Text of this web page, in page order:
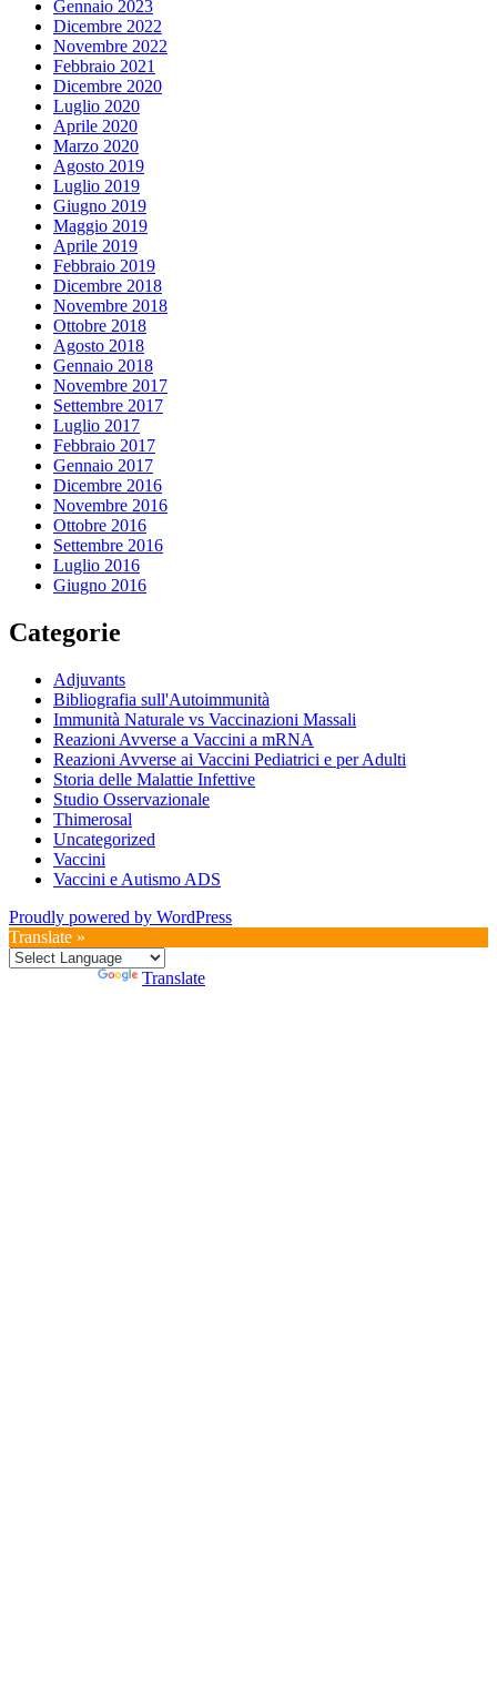
Gennaio 2023
Dicembre 2022
Novembre 2022
Febbraio 2021
Dicembre 2020
Luglio 2020
Aprile 2020
Marzo 2020
Agosto 2019
Luglio 2019
Giugno 2019
Maggio 2019
Aprile 2019
Febbraio 2019
Dicembre 2018
Novembre 2018
Ottobre 2018
Agosto 2018
Gennaio 2018
Novembre 2017
Settembre 2017
Luglio 2017
Febbraio 2017
Gennaio 2017
Dicembre 2016
Novembre 2016
Ottobre 2016
Settembre 2016
Luglio 2016
Giugno 2016
Categorie
Adjuvants
Bibliografia sull'Autoimmunità
Immunità Naturale vs Vaccinazioni Massali
Reazioni Avverse a Vaccini a mRNA
Reazioni Avverse ai Vaccini Pediatrici e per Adulti
Storia delle Malattie Infettive
Studio Osservazionale
Thimerosal
Uncategorized
Vaccini
Vaccini e Autismo ADS
Proudly powered by WordPress
Translate »
Translate